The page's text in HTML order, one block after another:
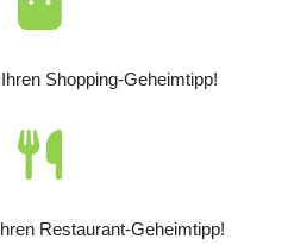
Shopping-Geheimtipp!
Restaurant-Geheimtipp!